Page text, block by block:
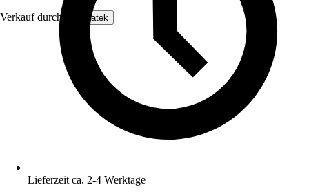
Verkauf durch: Enovatek
Lieferzeit ca. 2-4 Werktage